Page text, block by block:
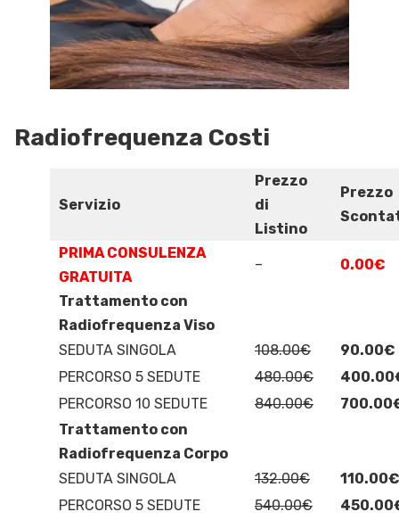
Radiofrequenza Costi
Servizio
Prezzo
di
Listino
Prezzo
PRIMA CONSULENZA
GRATUITA
– 0.00€
Trattamento con
Radiofrequenza Viso
SEDUTA SINGOLA
108.00€
90.00€
PERCORSO 5 SEDUTE
480.00€
PERCORSO 10 SEDUTE
840.00€
Trattamento con
Radiofrequenza Corpo
SEDUTA SINGOLA
132.00€
110.00€
PERCORSO 5 SEDUTE
540.00€